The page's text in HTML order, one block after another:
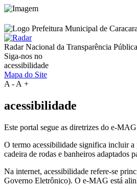
Radar Nacional da Transparência Pública
Siga-nos no
acessibilidade
Mapa do Site
A-A +
acessibilidade
Este portal segue as diretrizes do e-
O termo acessibilidade significa incluir a
cadeira de rodas e banheiros adaptados
Na internet, acessibilidade refere-se
Governo Eletrônico). O e-MAG está